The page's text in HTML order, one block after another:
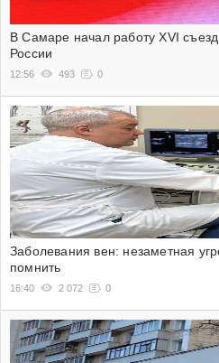
В Самаре начал работу XVI
России
12:56 493 0
Заболевания вен: незаметная
помнить
16:40 2 072 0